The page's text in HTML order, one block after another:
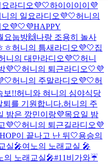
라디오💜🤍하이이이이💜
의 일요라디오💜🤍허니의
💜🤍 💜HAPPY
요눕방🙌 나랑 조용히 놀사
ㅎ허니의 틈새라디오💜🤍집
니의 대만라디오💜🤍허니
💜🤍허니의 퇴근라디오🤍💜
허니의 주말라디오💜🤍허
보!!허니와 혀니의 심야식당
퇴를 기원합니다.허니의 주
밤은 깡민이랑💜목요일 밤
💜🤍허니의 퇴근길라디오💜
이 끝나고 난 뒤🤍용승의
실🎤여노의 노래교실 🎤
의 노래교실🎤#11 비가와☔️